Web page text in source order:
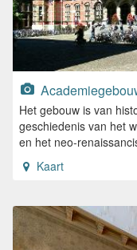
Het gebouw is van
geschiedenis van het
en het neo-
Kaart